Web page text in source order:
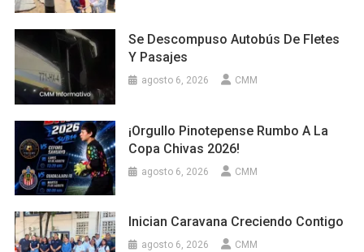
Se Descompuso Autobús De Fletes
Y Pasajes
agosto 6, 2026 CMM
¡Orgullo Pinotepense Rumbo A La
Copa Chivas 2026!
agosto 6, 2026 CMM
Inician Caravana Creciendo Contigo
agosto 6, 2026 CMM